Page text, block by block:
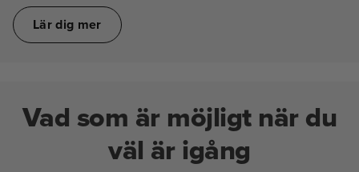
Lär dig mer
Vad som är möjligt när du
väl är igång